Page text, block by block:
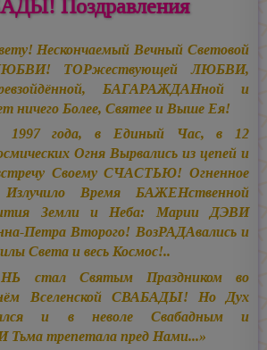
Поздравления
Нескончаемый Вечный Световой
ТОРжествующей ЛЮБВИ,
БАГАРАЖДАНной и
ничего Более, Святее и Выше Ея!
года, в Единый Час, в 12
Огня Вырвались из цепей и
Своему СЧАСТЬЮ! Огненное
Излучило Время БАЖЕНственной
Земли и Неба: Марии ДЭВИ
Петра Второго! ВозРАДАвались и
Света и весь Космос!..
стал Святым Праздником во
Вселенской СВАБАДЫ! Но Дух
и в неволе Свабадным и
Тьма трепетала пред Нами...»